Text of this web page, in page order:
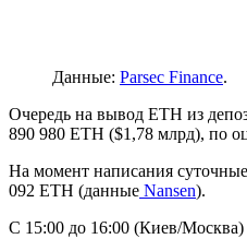
Данные: Parsec Finance.
Очередь на вывод ETH из
890 980 ETH ($1,78 млрд), по
На момент написания
092 ETH (данные Nansen).
C 15:00 до 16:00 (Киев/